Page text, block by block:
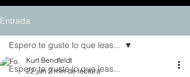
Entrada
Espero te guste lo que leas...
Espero te guste lo que leas...
Kurt Bendfeldt
22 jun 2 min de lectura